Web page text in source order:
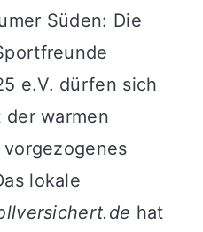
Süden: Die
e.V. dürfen sich
warmen
lokale
hat